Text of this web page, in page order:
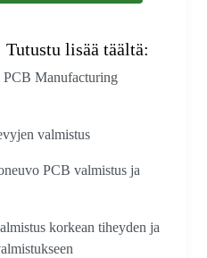
lisää täältä:
Manufacturing
valmistus
PCB valmistus ja
korkean tiheyden ja